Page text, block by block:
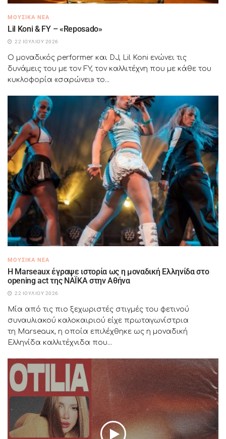
ΜΟΥΣΙΚΆ ΝΈΑ
Lil Koni & FY – «Reposado»
22 ΙΟΥΛΊΟΥ 2026
Ο μοναδικός performer και DJ, Lil Koni ενώνει τις
δυνάμεις του με τον FY, τον καλλιτέχνη που με κάθε του
κυκλοφορία «σαρώνει» το...
ΜΟΥΣΙΚΆ ΝΈΑ
H Marseaux έγραψε ιστορία ως η μοναδική Ελληνίδα στο
opening act της NAÏKA στην Αθήνα
22 ΙΟΥΛΊΟΥ 2026
Μία από τις πιο ξεχωριστές στιγμές του φετινού
συναυλιακού καλοκαιριού είχε πρωταγωνίστρια
τη Marseaux, η οποία επιλέχθηκε ως η μοναδική
Ελληνίδα καλλιτέχνιδα που...